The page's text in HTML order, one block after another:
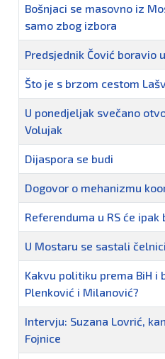
Bošnjaci se masovno iz
samo zbog izbora
Predsjednik Čović boravio
Što je s brzom cestom
U ponedjeljak svečano
Volujak
Dijaspora se budi
Dogovor o mehanizmu
Referenduma u RS će ipak
U Mostaru se sastali čelnici
Kakvu politiku prema BiH i
Plenković i Milanović?
Intervju: Suzana Lovrić,
Fojnice